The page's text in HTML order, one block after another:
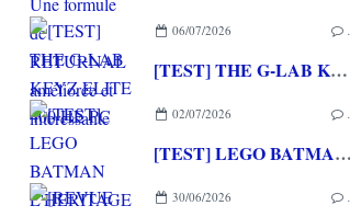
06/07/2026
[TEST] THE G-LAB KEYZ ELITE 400 HE PC
02/07/2026
[TEST] LEGO BATMAN L'HERITAGE DU CHEVALIER NOIR XBOX SERIES X : C'est Batman Arkham City en LEGO!
30/06/2026